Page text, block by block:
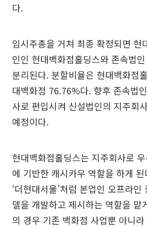
다.
임시주총을 거쳐 최종 확정되면 현
인인 현대백화점홀딩스와 존속법
분리된다. 분할비율은 현대백화점
대백화점 76.76%다. 향후 존속법
사로 편입시켜 신설법인의 지주회
예정이다.
현대백화점홀딩스는 지주회사로
에 기반한 캐시카우 역할을 하게
‘더현대서울’처럼 본업인 오프라
델을 개발하고 제시하는 역할을 맡
의 경우 기존 백화점 사업뿐 아니